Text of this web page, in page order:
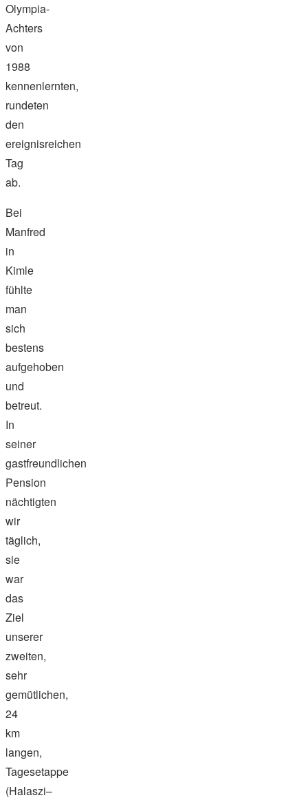
Olympia-
Achters
von
1988
kennenlernten,
rundeten
den
ereignisreichen
Tag
ab.
Bei
Manfred
in
Kimle
fühlte
man
sich
bestens
aufgehoben
und
betreut.
In
seiner
gastfreundlichen
Pension
nächtigten
wir
täglich,
sie
war
das
Ziel
unserer
zweiten,
sehr
gemütlichen,
24
km
langen,
Tagesetappe
(Halaszi–